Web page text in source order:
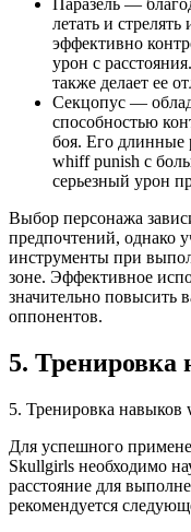
Паразель —
летать и
эффективно
урон с
также делает ее
Секцопус —
способностью
боя. Его длинные
whiff punish с
серьезный урон
Выбор персонажа
предпочтений, однако
инструменты при
зоне. Эффективное
значительно повысить
оппонентов.
5. Тренировка
5. Тренировка навыков
Для успешного
Skullgirls необходимо
расстояние для
рекомендуется